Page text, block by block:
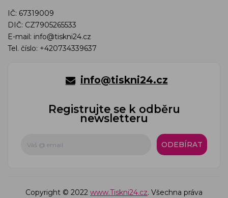
IČ: 67319009
DIČ: CZ7905265533
E-mail: info@tiskni24.cz
Tel. číslo: +420734339637
info@tiskni24.cz
Registrujte se k odběru
newsletteru
ODEBÍRAT
Copyright © 2022 www.Tiskni24.cz. Všechna práva